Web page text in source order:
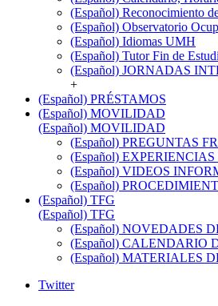
(Español) Reconocimiento
(Español) Observatorio
(Español) Idiomas UMH
(Español) Tutor Fin de
(Español) JORNADAS
+
(Español) PRÉSTAMOS
(Español) MOVILIDAD
(Español) MOVILIDAD
(Español) PREGUNTAS
(Español)
(Español) VIDEOS
(Español)
(Español) TFG
(Español) TFG
(Español) NOVEDADES
(Español) CALENDARIO
(Español) MATERIALES
Twitter